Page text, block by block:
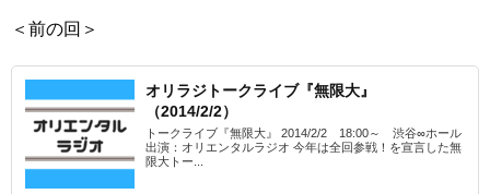
＜前の回＞
オリラジトークライブ『無限大』
（2014/2/2）
トークライブ『無限大』 2014/2/2 18:00～ 渋谷∞ホール
出演：オリエンタルラジオ 今年は全回参戦！を宣言した無
限大トー...